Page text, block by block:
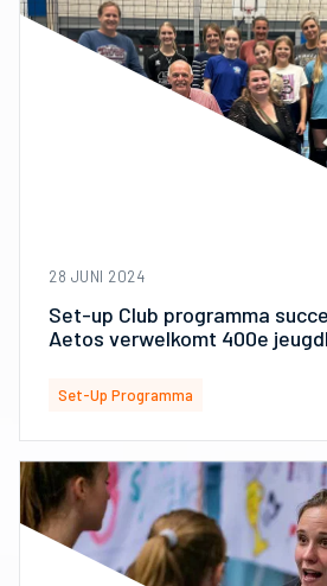
28 JUNI 2024
Set-up Club programma
Aetos verwelkomt 400e
Set-Up Programma